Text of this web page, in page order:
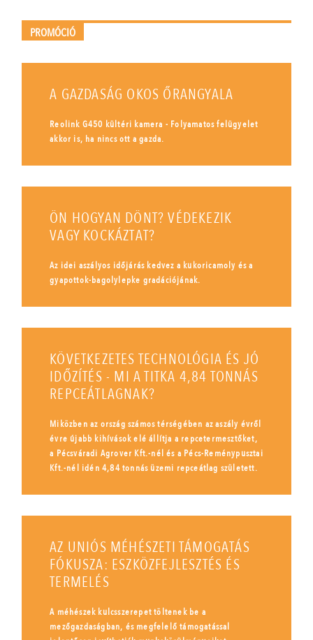
PROMÓCIÓ
A GAZDASÁG OKOS ŐRANGYALA
Reolink G450 kültéri kamera - Folyamatos felügyelet
akkor is, ha nincs ott a gazda.
ÖN HOGYAN DÖNT? VÉDEKEZIK
VAGY KOCKÁZTAT?
Az idei aszályos időjárás kedvez a kukoricamoly és a
gyapottok-bagolylepke gradációjának.
KÖVETKEZETES TECHNOLÓGIA ÉS JÓ
IDŐZÍTÉS - MI A TITKA 4,84 TONNÁS
REPCEÁTLAGNAK?
Miközben az ország számos térségében az aszály évről
évre újabb kihívások elé állítja a repcetermesztőket,
a Pécsváradi Agrover Kft.-nél és a Pécs-Reménypusztai
Kft.-nél idén 4,84 tonnás üzemi repceátlag született.
AZ UNIÓS MÉHÉSZETI TÁMOGATÁS
FÓKUSZA: ESZKÖZFEJLESZTÉS ÉS
TERMELÉS
A méhészek kulcsszerepet töltenek be a
mezőgazdaságban, és megfelelő támogatással